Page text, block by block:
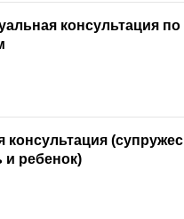
консультация
консультация
и ребенок)